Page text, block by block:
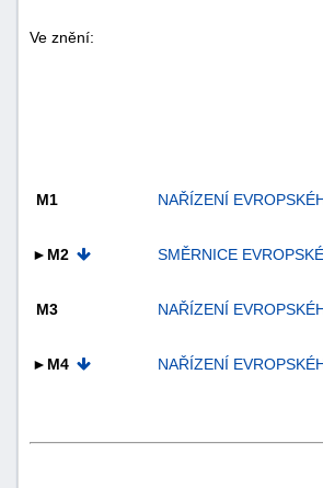
Ve znění:
M1 NAŘÍZENÍ
►M2 SMĚRNICE
M3 NAŘÍZENÍ
►M4 NAŘÍZENÍ